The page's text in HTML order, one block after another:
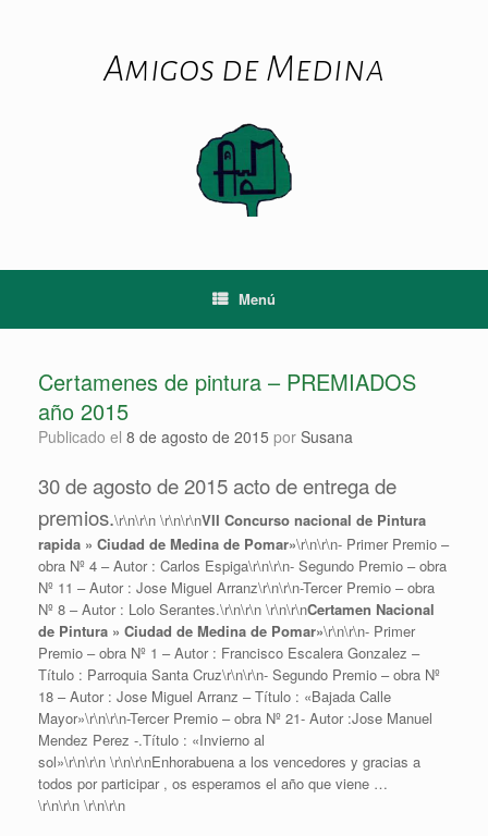
Amigos de Medina
Menú
Certamenes de pintura – PREMIADOS
año 2015
Publicado el 8 de agosto de 2015 por Susana
30 de agosto de 2015 acto de entrega de
premios.\r\n\r\n \r\n\r\nVII Concurso nacional de Pintura
rapida » Ciudad de Medina de Pomar»\r\n\r\n- Primer Premio –
obra Nº 4 – Autor : Carlos Espiga\r\n\r\n- Segundo Premio – obra
Nº 11 – Autor : Jose Miguel Arranz\r\n\r\n-Tercer Premio – obra
Nº 8 – Autor : Lolo Serantes.\r\n\r\n \r\n\r\nCertamen Nacional
de Pintura » Ciudad de Medina de Pomar»\r\n\r\n- Primer
Premio – obra Nº 1 – Autor : Francisco Escalera Gonzalez –
Título : Parroquia Santa Cruz\r\n\r\n- Segundo Premio – obra Nº
18 – Autor : Jose Miguel Arranz – Título : «Bajada Calle
Mayor»\r\n\r\n-Tercer Premio – obra Nº 21- Autor :Jose Manuel
Mendez Perez -.Título : «Invierno al
sol»\r\n\r\n \r\n\r\nEnhorabuena a los vencedores y gracias a
todos por participar , os esperamos el año que viene …
\r\n\r\n \r\n\r\n